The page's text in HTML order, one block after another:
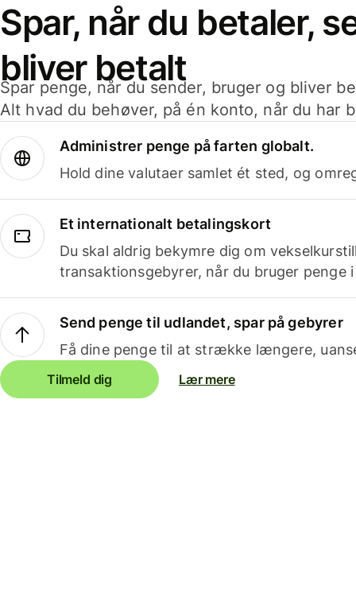
Spar, når du betaler,
bliver betalt
Spar penge, når du sender, bruger og bliver
Alt hvad du behøver, på én konto, når du har
Administrer penge på farten globalt.
Hold dine valutaer samlet ét sted, og
Et internationalt betalingskort
Du skal aldrig bekymre dig om
transaktionsgebyrer, når du bruger penge
Send penge til udlandet, spar på gebyrer
Få dine penge til at strække længere,
Tilmeld dig Lær mere